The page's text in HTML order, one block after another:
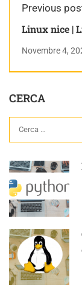
Previous
Linux nice |
Novembre 4,
CERCA